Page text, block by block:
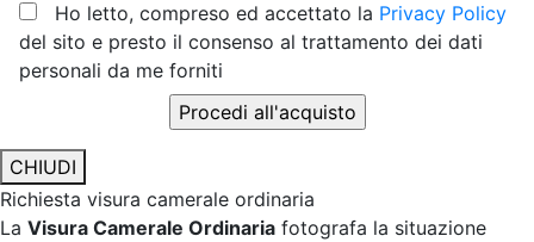
Ho letto, compreso ed accettato la Privacy Policy
del sito e presto il consenso al trattamento dei dati
personali da me forniti
CHIUDI
Richiesta visura camerale ordinaria
La Visura Camerale Ordinaria fotografa la situazione